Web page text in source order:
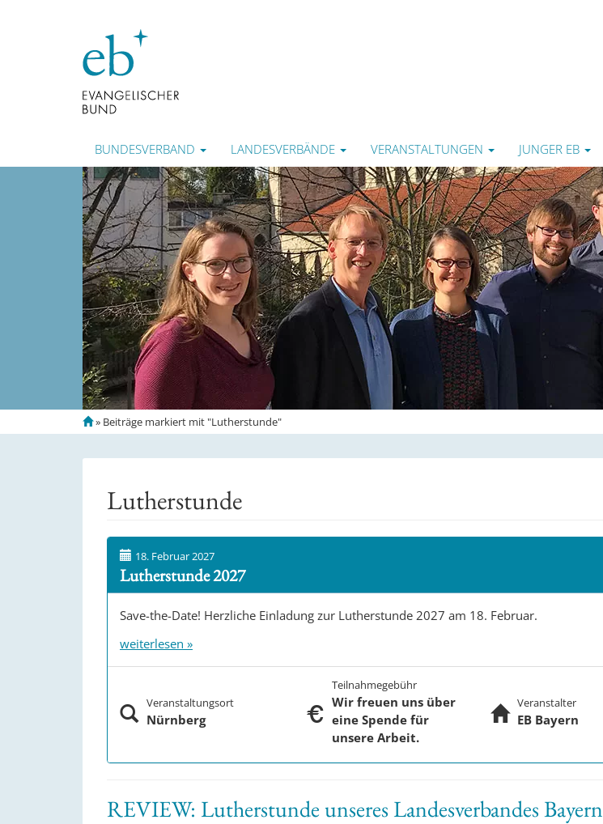
BUNDESVERBAND LANDESVERBÄNDE VERANSTALTUNGEN JUNGER EB
S
t
» Beiträge markiert mit "Lutherstunde"
Lutherstunde
18. Februar 2027
Lutherstunde 2027
Save-the-Date! Herzliche Einladung zur Lutherstunde 2027 am 18. Februar.
weiterlesen »
Veranstaltungsort
Nürnberg
Teilnahmegebühr
Wir freuen uns über
eine Spende für
unsere Arbeit.
Veranstalter
EB Bayern
REVIEW: Lutherstunde unseres Landesverbandes Bayern